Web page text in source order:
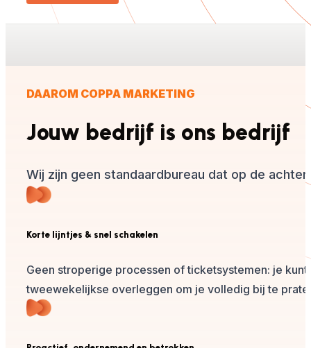
DAAROM COPPA MARKETING
Jouw bedrijf is ons bedrijf
Wij zijn geen standaardbureau dat op de
Korte lijntjes & snel schakelen
Geen stroperige processen of ticketsystemen: je
tweewekelijkse overleggen om je volledig bij te